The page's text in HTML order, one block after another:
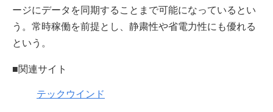
ージにデータを同期することまで可能になっているとい
う。常時稼働を前提とし、静粛性や省電力性にも優れる
という。
■関連サイト
テックウインド